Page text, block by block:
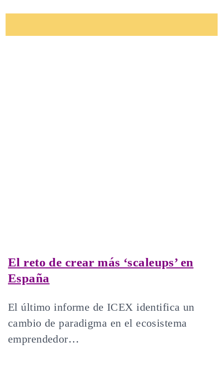
El reto de crear más ‘scaleups’ en
España
El último informe de ICEX identifica un
cambio de paradigma en el ecosistema
emprendedor…